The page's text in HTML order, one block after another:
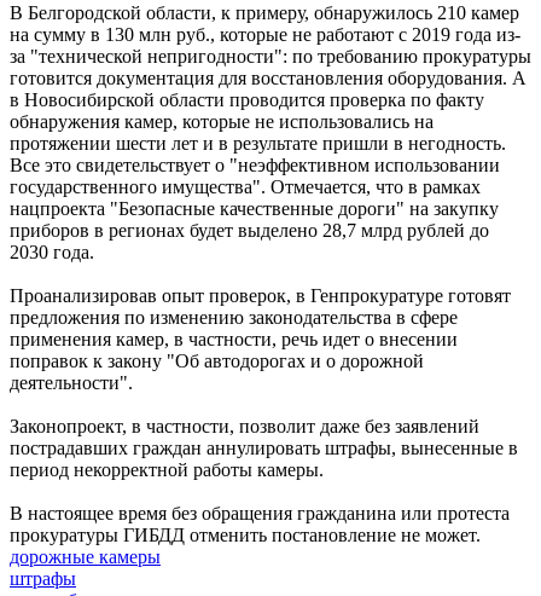
В Белгородской области, к примеру, обнаружилось 210 камер
на сумму в 130 млн руб., которые не работают с 2019 года из-
за "технической непригодности": по требованию прокуратуры
готовится документация для восстановления оборудования. А
в Новосибирской области проводится проверка по факту
обнаружения камер, которые не использовались на
протяжении шести лет и в результате пришли в негодность.
Все это свидетельствует о "неэффективном использовании
государственного имущества". Отмечается, что в рамках
нацпроекта "Безопасные качественные дороги" на закупку
приборов в регионах будет выделено 28,7 млрд рублей до
2030 года.
Проанализировав опыт проверок, в Генпрокуратуре готовят
предложения по изменению законодательства в сфере
применения камер, в частности, речь идет о внесении
поправок к закону "Об автодорогах и о дорожной
деятельности".
Законопроект, в частности, позволит даже без заявлений
пострадавших граждан аннулировать штрафы, вынесенные в
период некорректной работы камеры.
В настоящее время без обращения гражданина или протеста
прокуратуры ГИБДД отменить постановление не может.
дорожные камеры
штрафы